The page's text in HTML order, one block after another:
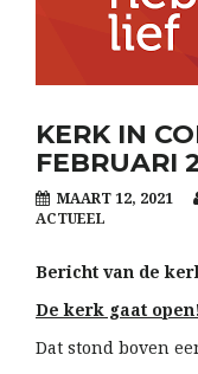
KERK IN
FEBRUARI
MAART 12, 2021
ACTUEEL
Bericht van de
De kerk gaat
Dat stond boven